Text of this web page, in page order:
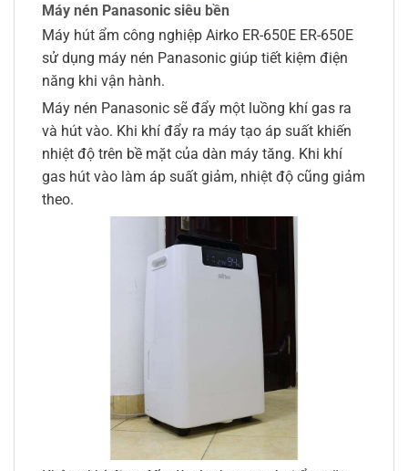
Máy nén Panasonic siêu bền
Máy hút ẩm công nghiệp Airko ER-650E ER-650E
sử dụng máy nén Panasonic giúp tiết kiệm điện
năng khi vận hành.
Máy nén Panasonic sẽ đẩy một luồng khí gas ra
và hút vào. Khi khí đẩy ra máy tạo áp suất khiến
nhiệt độ trên bề mặt của dàn máy tăng. Khi khí
gas hút vào làm áp suất giảm, nhiệt độ cũng giảm
theo.